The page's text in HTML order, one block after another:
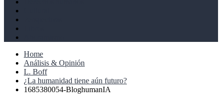
Home
Análisis & Opinión
L. Boff
¿La humanidad tiene aún futuro?
1685380054-BloghumanIA